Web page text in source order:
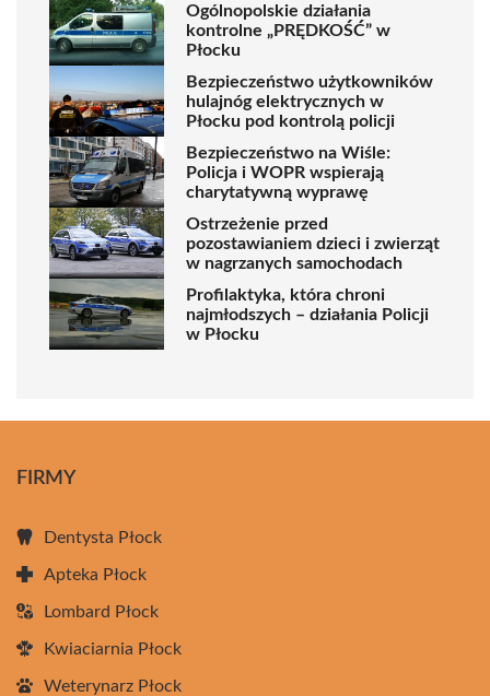
Ogólnopolskie działania
kontrolne „PRĘDKOŚĆ” w
Płocku
Bezpieczeństwo użytkowników
hulajnóg elektrycznych w
Płocku pod kontrolą policji
Bezpieczeństwo na Wiśle:
Policja i WOPR wspierają
charytatywną wyprawę
Ostrzeżenie przed
pozostawianiem dzieci i zwierząt
w nagrzanych samochodach
Profilaktyka, która chroni
najmłodszych – działania Policji
w Płocku
FIRMY
Dentysta Płock
Apteka Płock
Lombard Płock
Kwiaciarnia Płock
Weterynarz Płock